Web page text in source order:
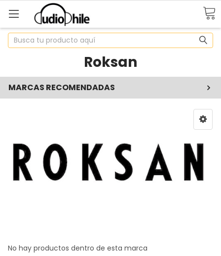
Buscar
Roksan
MARCAS RECOMENDADAS
No hay productos dentro de esta marca